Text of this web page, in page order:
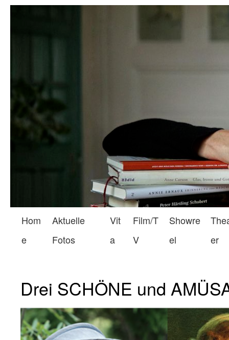
Hom
e
Aktuelle
Fotos
Vit
a
Film/T
V
Showre
el
er
Drei SCHÖNE und